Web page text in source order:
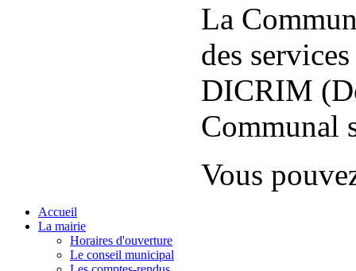
La
des
DICRIM
Communal
Vous
Accueil
La mairie
Horaires d'ouverture
Le conseil municipal